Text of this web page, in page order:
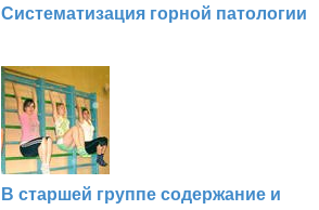
Систематизация горной патологии
В старшей группе содержание и